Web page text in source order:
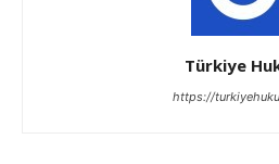
Türkiye
https://